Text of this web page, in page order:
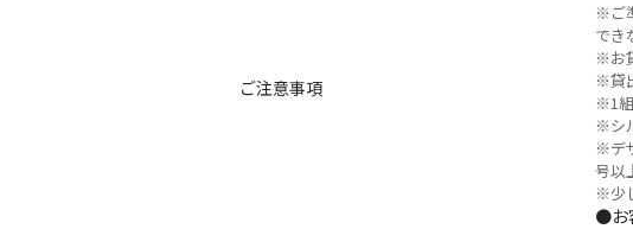
ご注意事項
※ご
でき
※お
※貸
※1
※シ
※デ
号以
※少
●お